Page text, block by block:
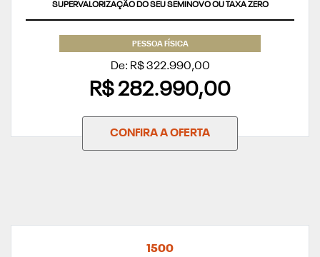
SUPERVALORIZAÇÃO DO SEU SEMINOVO OU TAXA ZERO
PESSOA FÍSICA
De: R$ 322.990,00
R$ 282.990,00
CONFIRA A OFERTA
1500